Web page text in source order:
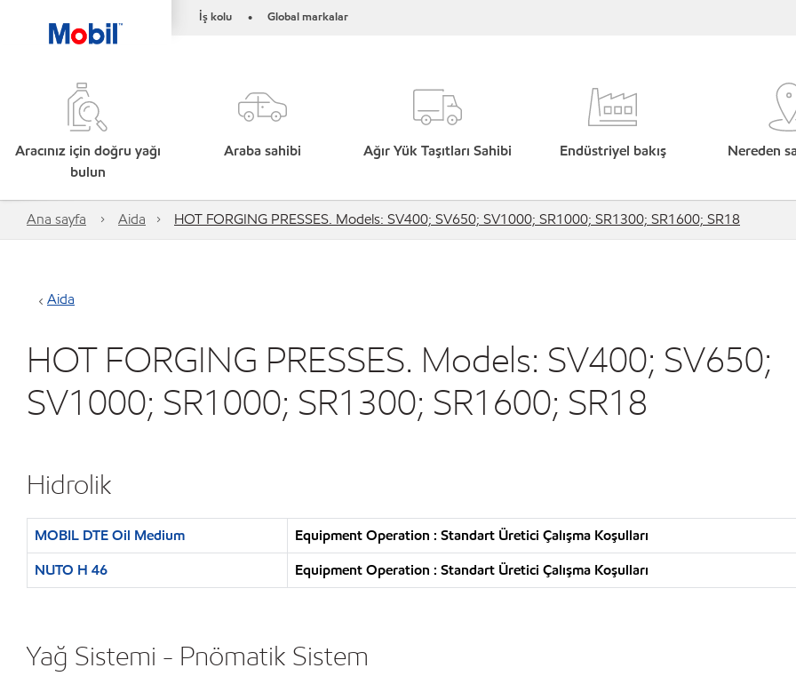
İş kolu • Global markalar
Aracınız için doğru yağı
bulun
Araba sahibi Ağır Yük Taşıtları Sahibi Endüstriyel bakış Nereden
Ana sayfa Aida HOT FORGING PRESSES. Models: SV400; SV650; SV1000; SR1000; SR1300; SR1600; SR18
Aida
HOT FORGING PRESSES. Models: SV400; SV650;
SV1000; SR1000; SR1300; SR1600; SR18
Hidrolik
MOBIL DTE Oil Medium
Equipment Operation : Standart Üretici Çalışma Koşulları
NUTO H 46
Equipment Operation : Standart Üretici Çalışma Koşulları
Yağ Sistemi - Pnömatik Sistem